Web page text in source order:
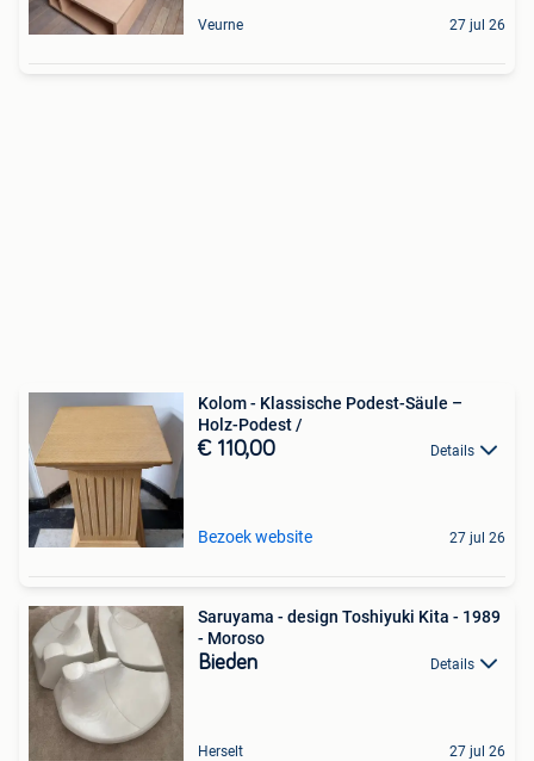
Veurne 27 jul 26
Kolom - Klassische Podest-Säule –
Holz-Podest /
€ 110,00 Details
Bezoek website 27 jul 26
Saruyama - design Toshiyuki Kita - 1989
- Moroso
Bieden Details
Herselt 27 jul 26